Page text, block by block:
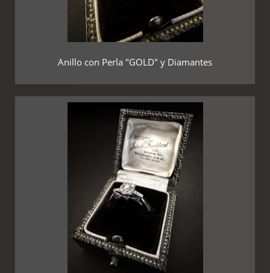
Anillo con Perla "GOLD" y Diamantes